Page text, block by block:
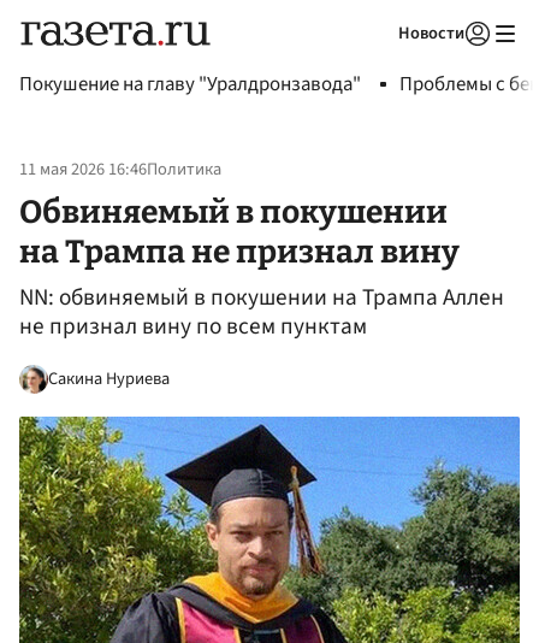
Новости
Покушение на главу "Уралдронзавода" Проблемы с
11 мая 2026 16:46Политика
Обвиняемый в покушении
на Трампа не признал вину
NN: обвиняемый в покушении на Трампа Аллен
не признал вину по всем пунктам
Сакина Нуриева